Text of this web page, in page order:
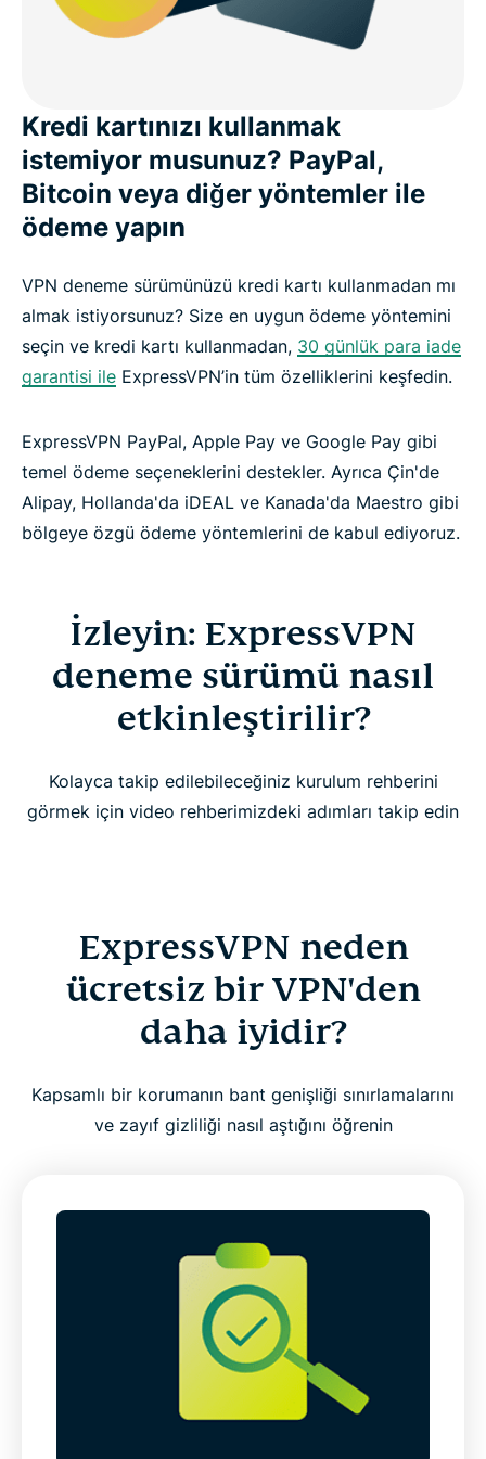
Kredi kartınızı kullanmak
istemiyor musunuz? PayPal,
Bitcoin veya diğer yöntemler ile
ödeme yapın
VPN deneme sürümünüzü kredi kartı kullanmadan mı
almak istiyorsunuz? Size en uygun ödeme yöntemini
seçin ve kredi kartı kullanmadan, 30 günlük para iade
garantisi ile ExpressVPN’in tüm özelliklerini keşfedin.
ExpressVPN PayPal, Apple Pay ve Google Pay gibi
temel ödeme seçeneklerini destekler. Ayrıca Çin'de
Alipay, Hollanda'da iDEAL ve Kanada'da Maestro gibi
bölgeye özgü ödeme yöntemlerini de kabul ediyoruz.
İzleyin: ExpressVPN
deneme sürümü nasıl
etkinleştirilir?
Kolayca takip edilebileceğiniz kurulum rehberini
görmek için video rehberimizdeki adımları takip edin
ExpressVPN neden
ücretsiz bir VPN'den
daha iyidir?
Kapsamlı bir korumanın bant genişliği sınırlamalarını
ve zayıf gizliliği nasıl aştığını öğrenin